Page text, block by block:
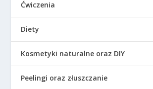
Ćwiczenia
Diety
Kosmetyki naturalne oraz DIY
Peelingi oraz złuszczanie